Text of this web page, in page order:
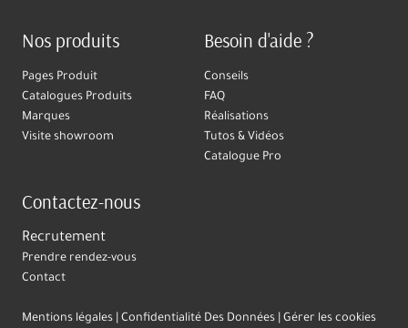
Nos produits
Pages Produit
Catalogues Produits
Marques
Visite showroom
Besoin d'aide ?
Conseils
FAQ
Réalisations
Tutos & Vidéos
Catalogue Pro
Contactez-nous
Recrutement
Prendre rendez-vous
Contact
Mentions légales Confidentialité Des Données Gérer les cookies